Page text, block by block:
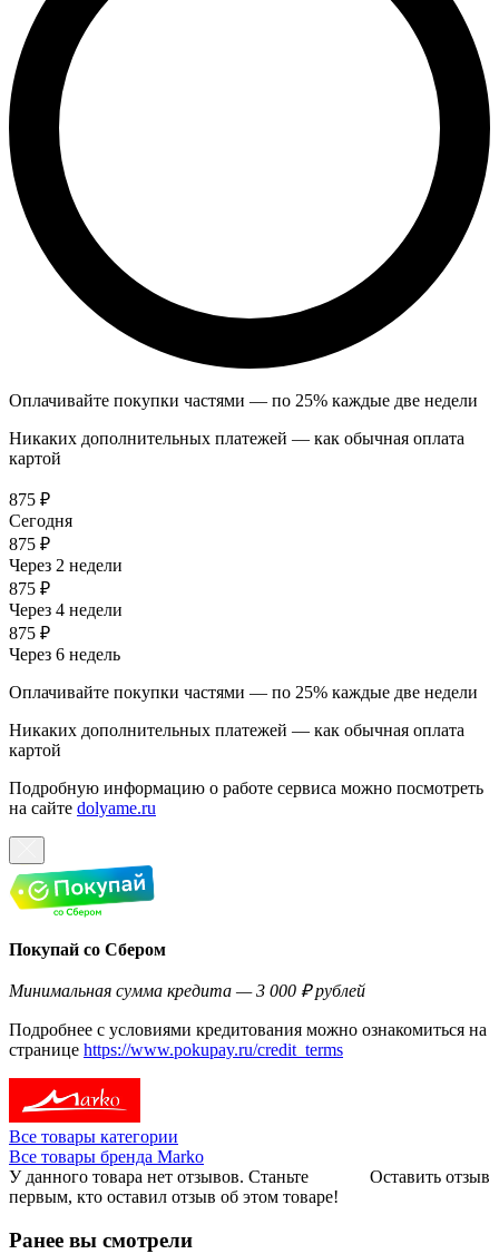
Оплачивайте покупки частями — по 25% каждые две недели
Никаких дополнительных платежей — как обычная оплата
картой
875 ₽
Сегодня
875 ₽
Через 2 недели
875 ₽
Через 4 недели
875 ₽
Через 6 недель
Оплачивайте покупки частями — по 25% каждые две недели
Никаких дополнительных платежей — как обычная оплата
картой
Подробную информацию о работе сервиса можно посмотреть
на сайте dolyame.ru
Покупай со Сбером
Минимальная сумма кредита — 3 000 ₽ рублей
Подробнее с условиями кредитования можно ознакомиться на
странице https://www.pokupay.ru/credit_terms
Все товары категории
Все товары бренда Marko
Оставить отзыв
У данного товара нет отзывов. Станьте
первым, кто оставил отзыв об этом товаре!
Ранее вы смотрели